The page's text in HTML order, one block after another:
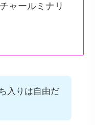
ャールミナリ
入りは自由だ